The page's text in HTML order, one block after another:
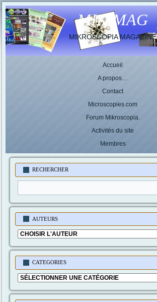
MIK-MAG
MIKROSCOPIA MAGAZINE
Accueil
A propos…
Contact
Microscopies.com
Forum Mikroscopia.
Activités du site
Membres
RECHERCHER
AUTEURS
CATEGORIES
Categories